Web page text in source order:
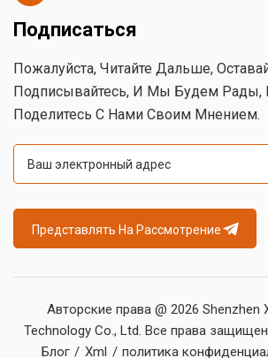
Подписаться
Пожалуйста, Читайте Дальше,
Подписывайтесь, И Мы Будем Рады,
Поделитесь С Нами Своим Мнением.
Представлять На Рассмотрение
Авторские права @ 2026 Shenzhen
Technology Co., Ltd. Все права
Блог / Xml / политика